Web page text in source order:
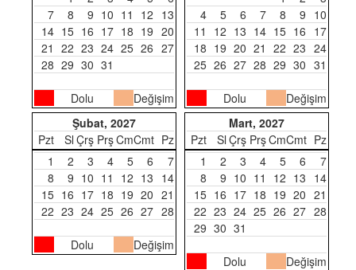
7
8 9 10 11 12 13
14 15 16 17 18 19 20
21 22 23 24 25 26 27
28 29 30 31
Dolu Değişim
4
5 6 7 8 9 10
11
12 13 14 15 16 17
18 19 20 21 22 23 24
25 26 27 28 29 30 31
Dolu
Değişim
Şubat, 2027
Pzt
Sl Çrş PrşCmCmt Pz
1
2 3 4 5 6
7
8
9 10 11 12 13 14
15 16 17 18 19 20 21
22 23 24 25 26 27 28
Dolu Değişim
Mart, 2027
Pzt
Sl Çrş PrşCmCmt Pz
1
2 3 4 5 6
7
8
9 10 11 12 13 14
15 16 17 18 19 20 21
22 23 24 25 26 27 28
29 30 31
Dolu
Değişim